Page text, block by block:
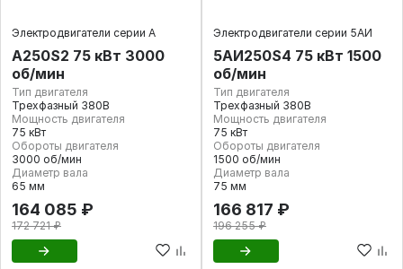
Электродвигатели серии А
А250S2 75 кВт 3000
об/мин
Тип двигателя
Трехфазный 380В
Мощность двигателя
75 кВт
Обороты двигателя
3000 об/мин
Диаметр вала
65 мм
164 085 ₽
172 721 ₽
Электродвигатели серии 5АИ
5АИ250S4 75 кВт 1500
об/мин
Тип двигателя
Трехфазный 380В
Мощность двигателя
75 кВт
Обороты двигателя
1500 об/мин
Диаметр вала
75 мм
166 817 ₽
196 255 ₽